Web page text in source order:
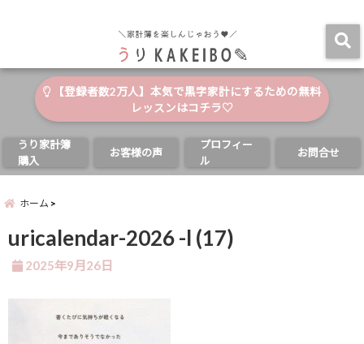
【登録者数2万人】本気で黒字家計にするための無料
レッスンはコチラ♡
うり家計簿
購入
お客様の声
プロフィー
ル
お問合せ
ホーム
uricalendar-2026 -l (17)
2025年9月26日